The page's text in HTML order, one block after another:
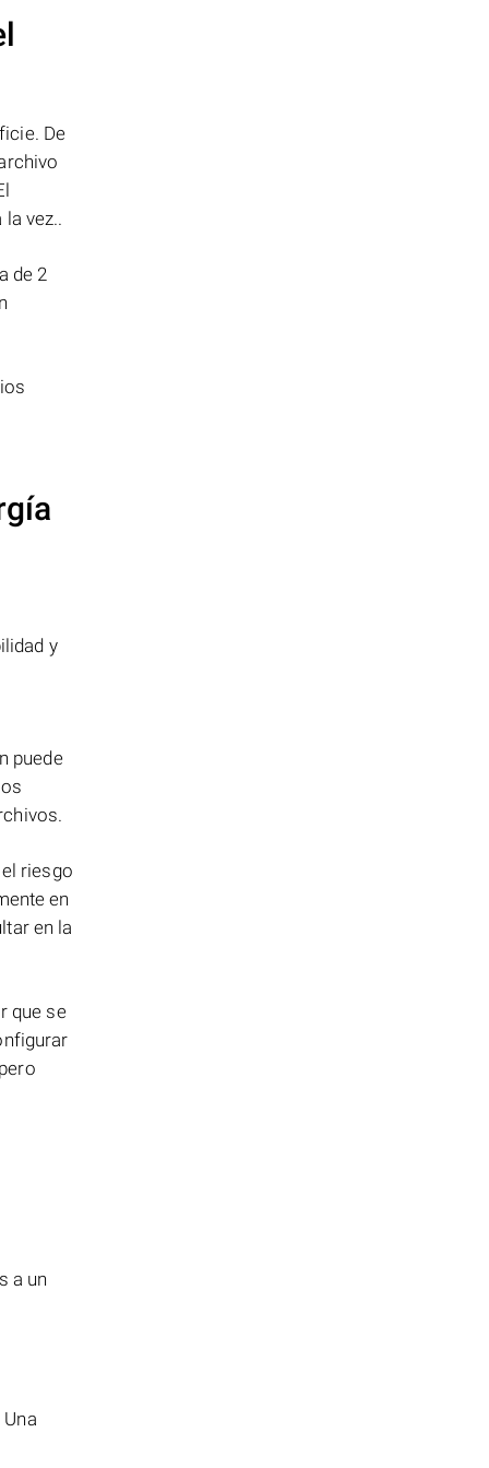
De
vez..
de 2
y
puede
riesgo
en
en la
que se
a un